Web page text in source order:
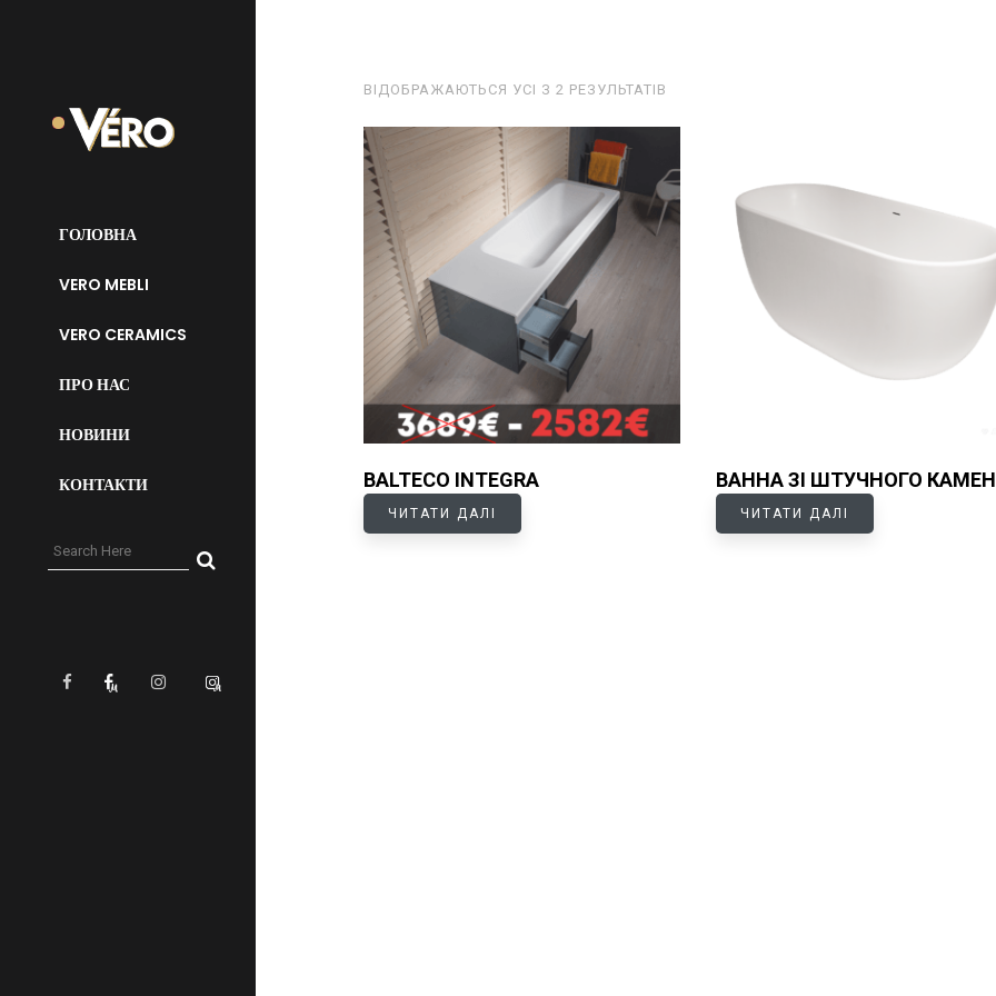
ГОЛОВНА
VERO MEBLI
VERO CERAMICS
ПРО НАС
НОВИНИ
КОНТАКТИ
ВІДОБРАЖАЮТЬСЯ УСІ З 2 РЕЗУЛЬТАТІВ
BALTECO INTEGRA
ЧИТАТИ ДАЛІ
ВАННА ЗІ ШТУЧНОГО
ЧИТАТИ ДАЛІ